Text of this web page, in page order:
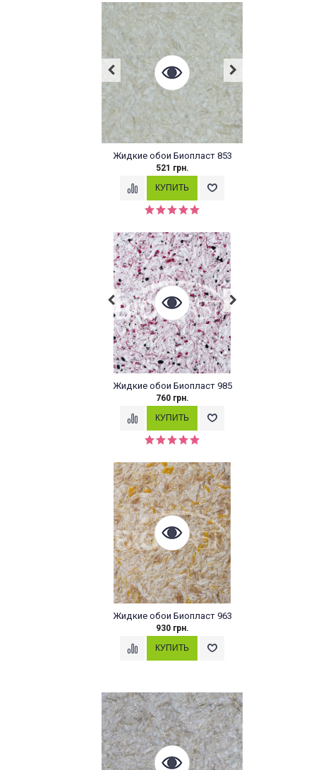
Жидкие обои Биопласт 853
521 грн.
Жидкие обои Биопласт 985
760 грн.
Жидкие обои Биопласт 963
930 грн.